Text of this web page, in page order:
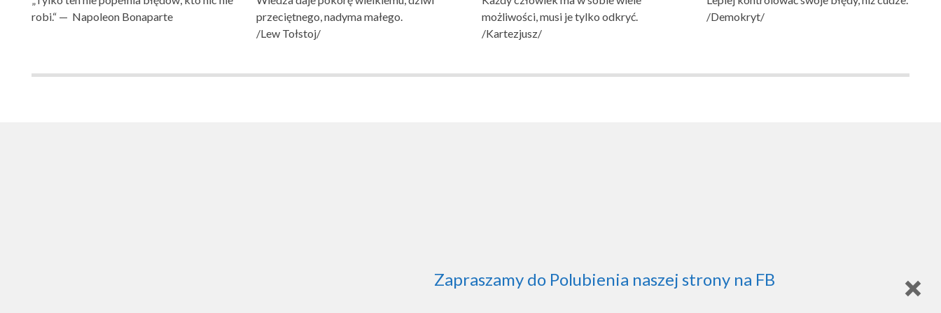
robi.“ — Napoleon Bonaparte
przeciętnego, nadyma małego.
/Lew Tołstoj/
możliwości, musi je tylko odkryć.
/Kartezjusz/
/Demokryt/
Zapraszamy do Polubienia naszej strony na FB